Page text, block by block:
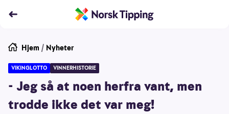
Hjem / Nyheter
VIKINGLOTTO VINNERHISTORIE
- Jeg så at noen herfra vant, men
trodde ikke det var meg!